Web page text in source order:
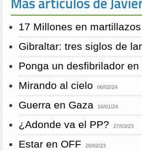
17 Millones en martillazos
Gibraltar: tres siglos de
Ponga un desfibrilador
Mirando al cielo 06/02/24
Guerra en Gaza 16/01/24
¿Adonde va el PP? 27/03/23
Estar en OFF 20/02/23